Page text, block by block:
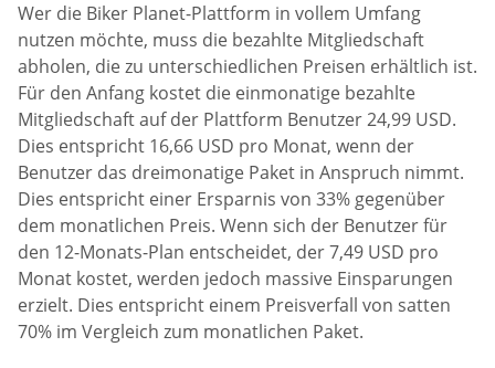
Wer die Biker Planet-Plattform in vollem Umfang
nutzen möchte, muss die bezahlte Mitgliedschaft
abholen, die zu unterschiedlichen Preisen erhältlich ist.
Für den Anfang kostet die einmonatige bezahlte
Mitgliedschaft auf der Plattform Benutzer 24,99 USD.
Dies entspricht 16,66 USD pro Monat, wenn der
Benutzer das dreimonatige Paket in Anspruch nimmt.
Dies entspricht einer Ersparnis von 33% gegenüber
dem monatlichen Preis. Wenn sich der Benutzer für
den 12-Monats-Plan entscheidet, der 7,49 USD pro
Monat kostet, werden jedoch massive Einsparungen
erzielt. Dies entspricht einem Preisverfall von satten
70% im Vergleich zum monatlichen Paket.